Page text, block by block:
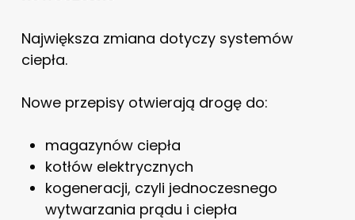
Największa zmiana dotyczy systemów
ciepła.
Nowe przepisy otwierają drogę do:
magazynów ciepła
kotłów elektrycznych
kogeneracji, czyli jednoczesnego
wytwarzania prądu i ciepła